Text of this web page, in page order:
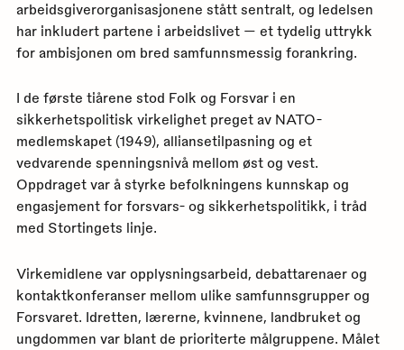
arbeidsgiverorganisasjonene stått sentralt, og ledelsen
har inkludert partene i arbeidslivet — et tydelig uttrykk
for ambisjonen om bred samfunnsmessig forankring.
I de første tiårene stod Folk og Forsvar i en
sikkerhetspolitisk virkelighet preget av NATO-
medlemskapet (1949), alliansetilpasning og et
vedvarende spenningsnivå mellom øst og vest.
Oppdraget var å styrke befolkningens kunnskap og
engasjement for forsvars- og sikkerhetspolitikk, i tråd
med Stortingets linje.
Virkemidlene var opplysningsarbeid, debattarenaer og
kontaktkonferanser mellom ulike samfunnsgrupper og
Forsvaret. Idretten, lærerne, kvinnene, landbruket og
ungdommen var blant de prioriterte målgruppene. Målet